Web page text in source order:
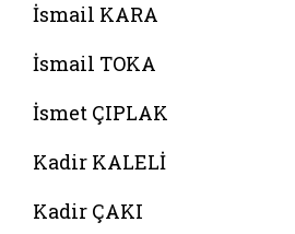
İsmail KARA
İsmail TOKA
İsmet ÇIPLAK
Kadir KALELİ
Kadir ÇAKI